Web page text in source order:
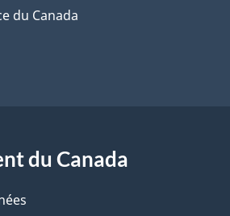
du Canada
du Canada